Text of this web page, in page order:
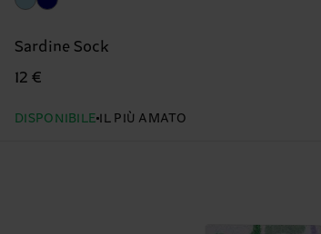
Sardine Sock
12 €
DISPONIBILE IL PIÙ AMATO